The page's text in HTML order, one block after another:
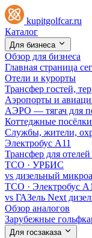
kupitgolfcar.ru
Каталог
Для бизнеса
Обзор для бизнеса
Главная страница
Отели и курорты
Трансфер гостей,
Аэропорты и
АЭРО — тягач для
Коттеджные посёлки
Службы, жители,
Электробус А11
Трансфер для
TCO · УРБИС
vs дизельный
TCO · Электробус
vs ГАЗель Next
Обзор аналогов
Зарубежные
Для госзаказа